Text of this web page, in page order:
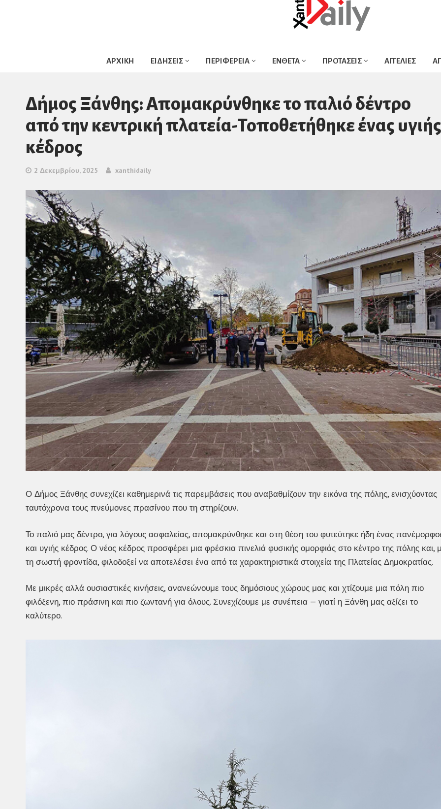
ΑΡΧΙΚΗ ΕΙΔΗΣΕΙΣ ΠΕΡΙΦΕΡΕΙΑ ΕΝΘΕΤΑ ΠΡΟΤΑΣΕΙΣ ΑΓΓΕΛΙΕΣ
Δήμος Ξάνθης: Απομακρύνθηκε το παλιό δέντρο
από την κεντρική πλατεία-Τοποθετήθηκε ένας υγιής
κέδρος
2 Δεκεμβρίου, 2025 xanthidaily
Ο Δήμος Ξάνθης συνεχίζει καθημερινά τις παρεμβάσεις που αναβαθμίζουν την εικόνα της πόλης, ενισχύοντας
ταυτόχρονα τους πνεύμονες πρασίνου που τη στηρίζουν.
Το παλιό μας δέντρο, για λόγους ασφαλείας, απομακρύνθηκε και στη θέση του φυτεύτηκε ήδη ένας
και υγιής κέδρος. Ο νέος κέδρος προσφέρει μια φρέσκια πινελιά φυσικής ομορφιάς στο κέντρο της πόλης και,
τη σωστή φροντίδα, φιλοδοξεί να αποτελέσει ένα από τα χαρακτηριστικά στοιχεία της Πλατείας Δημοκρατίας.
Με μικρές αλλά ουσιαστικές κινήσεις, ανανεώνουμε τους δημόσιους χώρους μας και χτίζουμε μια πόλη πιο
φιλόξενη, πιο πράσινη και πιο ζωντανή για όλους. Συνεχίζουμε με συνέπεια — γιατί η Ξάνθη μας αξίζει το
καλύτερο.